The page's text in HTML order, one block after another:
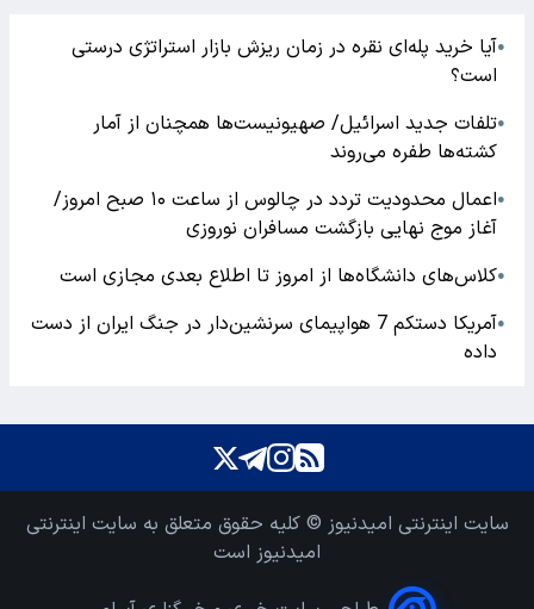
●آیا خرید پله‌ای نقره در زمان ریزش بازار استراتژی درستی
است؟
●تلفات جدید اسرائیل/ صهیونیست‌ها همچنان از آمار
کشته‌ها طفره می‌روند
●
اعمال محدودیت تردد در چالوس از ساعت ۱۰ صبح امروز/
آغاز موج نهایی بازگشت مسافران نوروزی
●کلاس‌های دانشگاه‌ها از امروز تا اطلاع بعدی مجازی است
●
آمریکا دستکم 7 هواپیمای سرنشین‌دار در جنگ ایران از دست
داده
سایت اینترنتی امیدنیوز © کلیه حقوق متعلق به سایت اینترنتی
امیدنیوز است